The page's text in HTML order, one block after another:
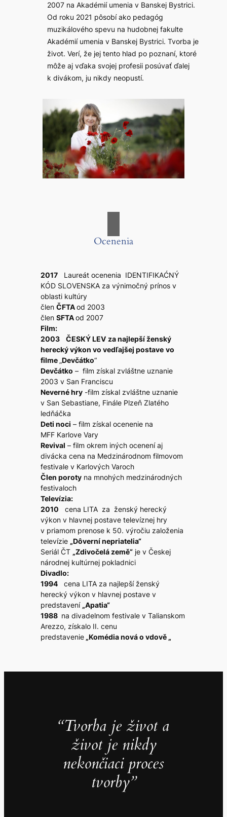
2007 na Akadémií umenia v Banskej Bystrici.
Od roku 2021 pôsobí ako pedagóg
muzikálového spevu na hudobnej fakulte
Akadémií umenia v Banskej Bystrici. Tvorba je
život. Verí, že jej tento hlad po poznaní, ktoré
môže aj vďaka svojej profesii posúvať ďalej
k divákom, ju nikdy neopustí.
Ocenenia
2017 Laureát ocenenia IDENTIFIKAĆNÝ
KÓD SLOVENSKA za výnimočný prínos v
oblasti kultúry
člen ČFTAod 2003
člen SFTAod 2007
Film:
2003 ČESKÝ LEV za najlepší ženský
herecký výkon vo vedľajšej postave vo
filme „Devčátko“
Devčátko – film získal zvláštne uznanie
2003 v San Franciscu
Neverné hry-film získal zvláštne uznanie
v San Sebastiane, Finále Plzeň Zlatého
ledňáčka
Deti noci – film získal ocenenie na
MFF Karlove Vary
Revival – film okrem iných ocenení aj
divácka cena na Medzinárodnom filmovom
festivale v Karlových Varoch
Člen porotyna mnohých medzinárodných
festivaloch
Televízia:
2010 cena LITA za ženský herecký
výkon v hlavnej postave televíznej hry
v priamom prenose k 50. výročiu založenia
televízie „Dôverní nepriatelia“
Seriál ČT „Zdivočelá země“je v Českej
národnej kultúrnej pokladnici
Divadlo:
1994 cena LITA za najlepší ženský
herecký výkon v hlavnej postave v
predstavení „Apatia“
1988 na divadelnom festivale v Talianskom
Arezzo, získalo II. cenu
predstavenie„Komédia nová o vdově „
“Tvorba je život a
život je nikdy
nekončiaci proces
tvorby”